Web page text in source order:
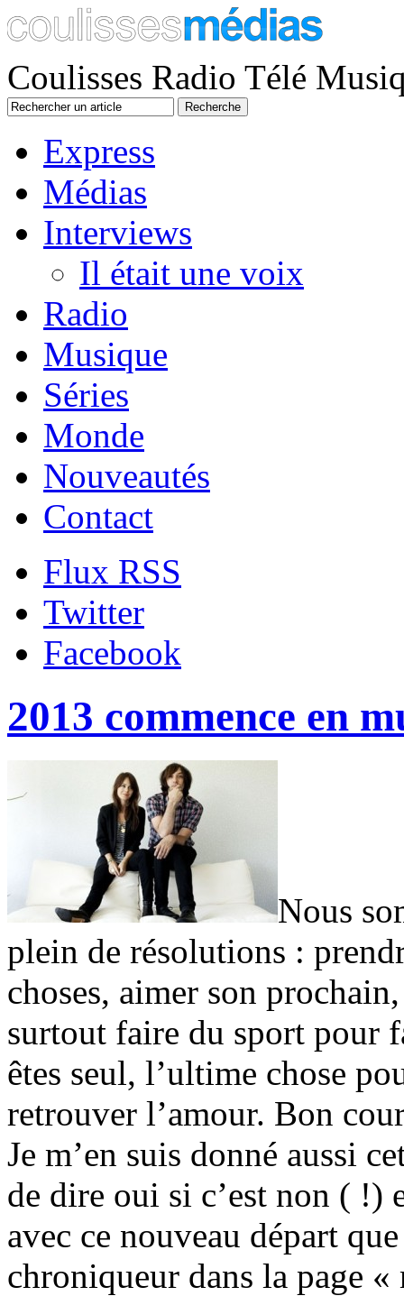
Coulisses Radio Télé
Express
Médias
Interviews
Il était une voix
Radio
Musique
Séries
Monde
Nouveautés
Contact
Flux RSS
Twitter
Facebook
2013 commence en
Nous
plein de résolutions :
choses, aimer son
surtout faire du sport pour
êtes seul, l’ultime chose
retrouver l’amour. Bon
Je m’en suis donné aussi
de dire oui si c’est non ( !)
avec ce nouveau départ
chroniqueur dans la page